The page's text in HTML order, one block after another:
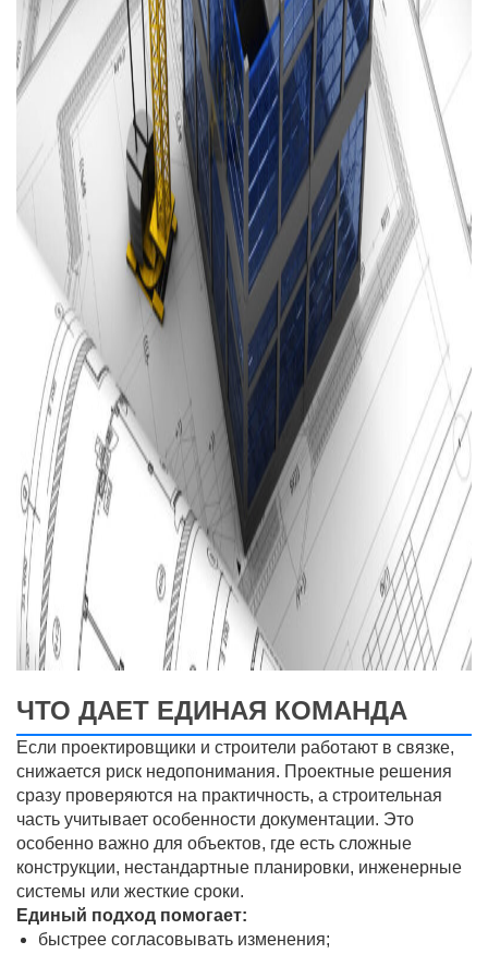
ЧТО ДАЕТ ЕДИНАЯ КОМАНДА
Если проектировщики и строители работают в связке,
снижается риск недопонимания. Проектные решения
сразу проверяются на практичность, а строительная
часть учитывает особенности документации. Это
особенно важно для объектов, где есть сложные
конструкции, нестандартные планировки, инженерные
системы или жесткие сроки.
Единый подход помогает:
быстрее согласовывать изменения;